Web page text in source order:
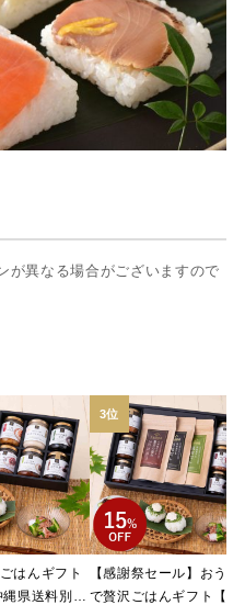
が異なる場合がございますので
はんギフト
縄県送料別
【感謝祭セール】おうち
で贅沢ごはんギフト【送